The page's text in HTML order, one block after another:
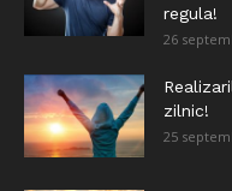
regula!
26
zilnic!
25